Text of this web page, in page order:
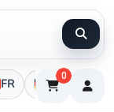
FR DE
0